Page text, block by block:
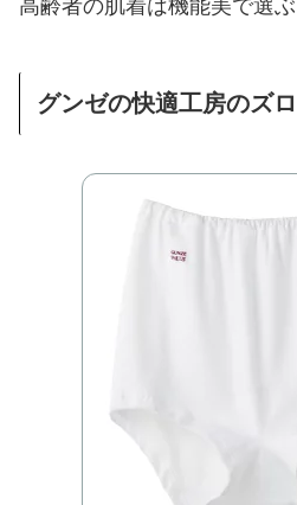
高齢者の肌着は機能美で選
グンゼの快適工房のズ